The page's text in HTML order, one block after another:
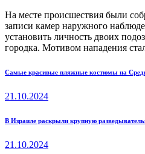
На месте происшествия были
записи камер наружного
установить личность двоих
городка. Мотивом нападения
Навигация
по
Previous
Самые красивые пляжные костюмы на
21.10.2024
Next
В Израиле раскрыли крупную
21.10.2024